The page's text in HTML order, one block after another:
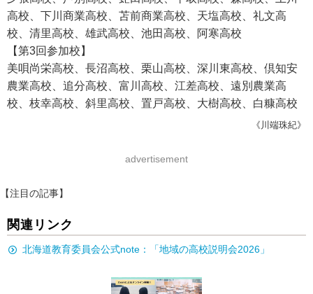
高校、下川商業高校、苫前商業高校、天塩高校、礼文高
校、清里高校、雄武高校、池田高校、阿寒高校
【第3回参加校】
美唄尚栄高校、長沼高校、栗山高校、深川東高校、倶知安
農業高校、追分高校、富川高校、江差高校、遠別農業高
校、枝幸高校、斜里高校、置戸高校、大樹高校、白糠高校
《川端珠紀》
advertisement
【注目の記事】
関連リンク
北海道教育委員会公式note：「地域の高校説明会2026」